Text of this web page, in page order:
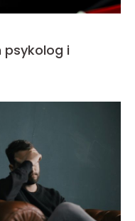
psykolog i